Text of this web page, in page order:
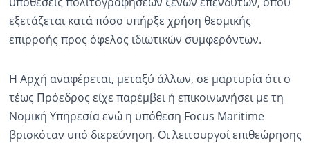
εξετάζεται κατά πόσο υπήρξε χρήση θεσμικής
επιρροής προς όφελος ιδιωτικών συμφερόντων.
Η Αρχή αναφέρεται, μεταξύ άλλων, σε μαρτυρία ότι ο
τέως Πρόεδρος είχε παρέμβει ή επικοινωνήσει με τη
Νομική Υπηρεσία ενώ η υπόθεση Focus Maritime
βρισκόταν υπό διερεύνηση. Οι λειτουργοί επιθεώρησης